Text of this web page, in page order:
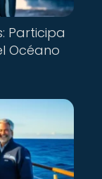
Participa
Océano